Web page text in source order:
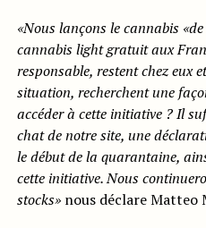
«Nous lançons le cannabis
cannabis light gratuit aux
responsable, restent chez eux
situation, recherchent une
accéder à cette initiative ? Il
chat de notre site, une
le début de la quarantaine,
cette initiative. Nous
stocks» nous déclare Matteo